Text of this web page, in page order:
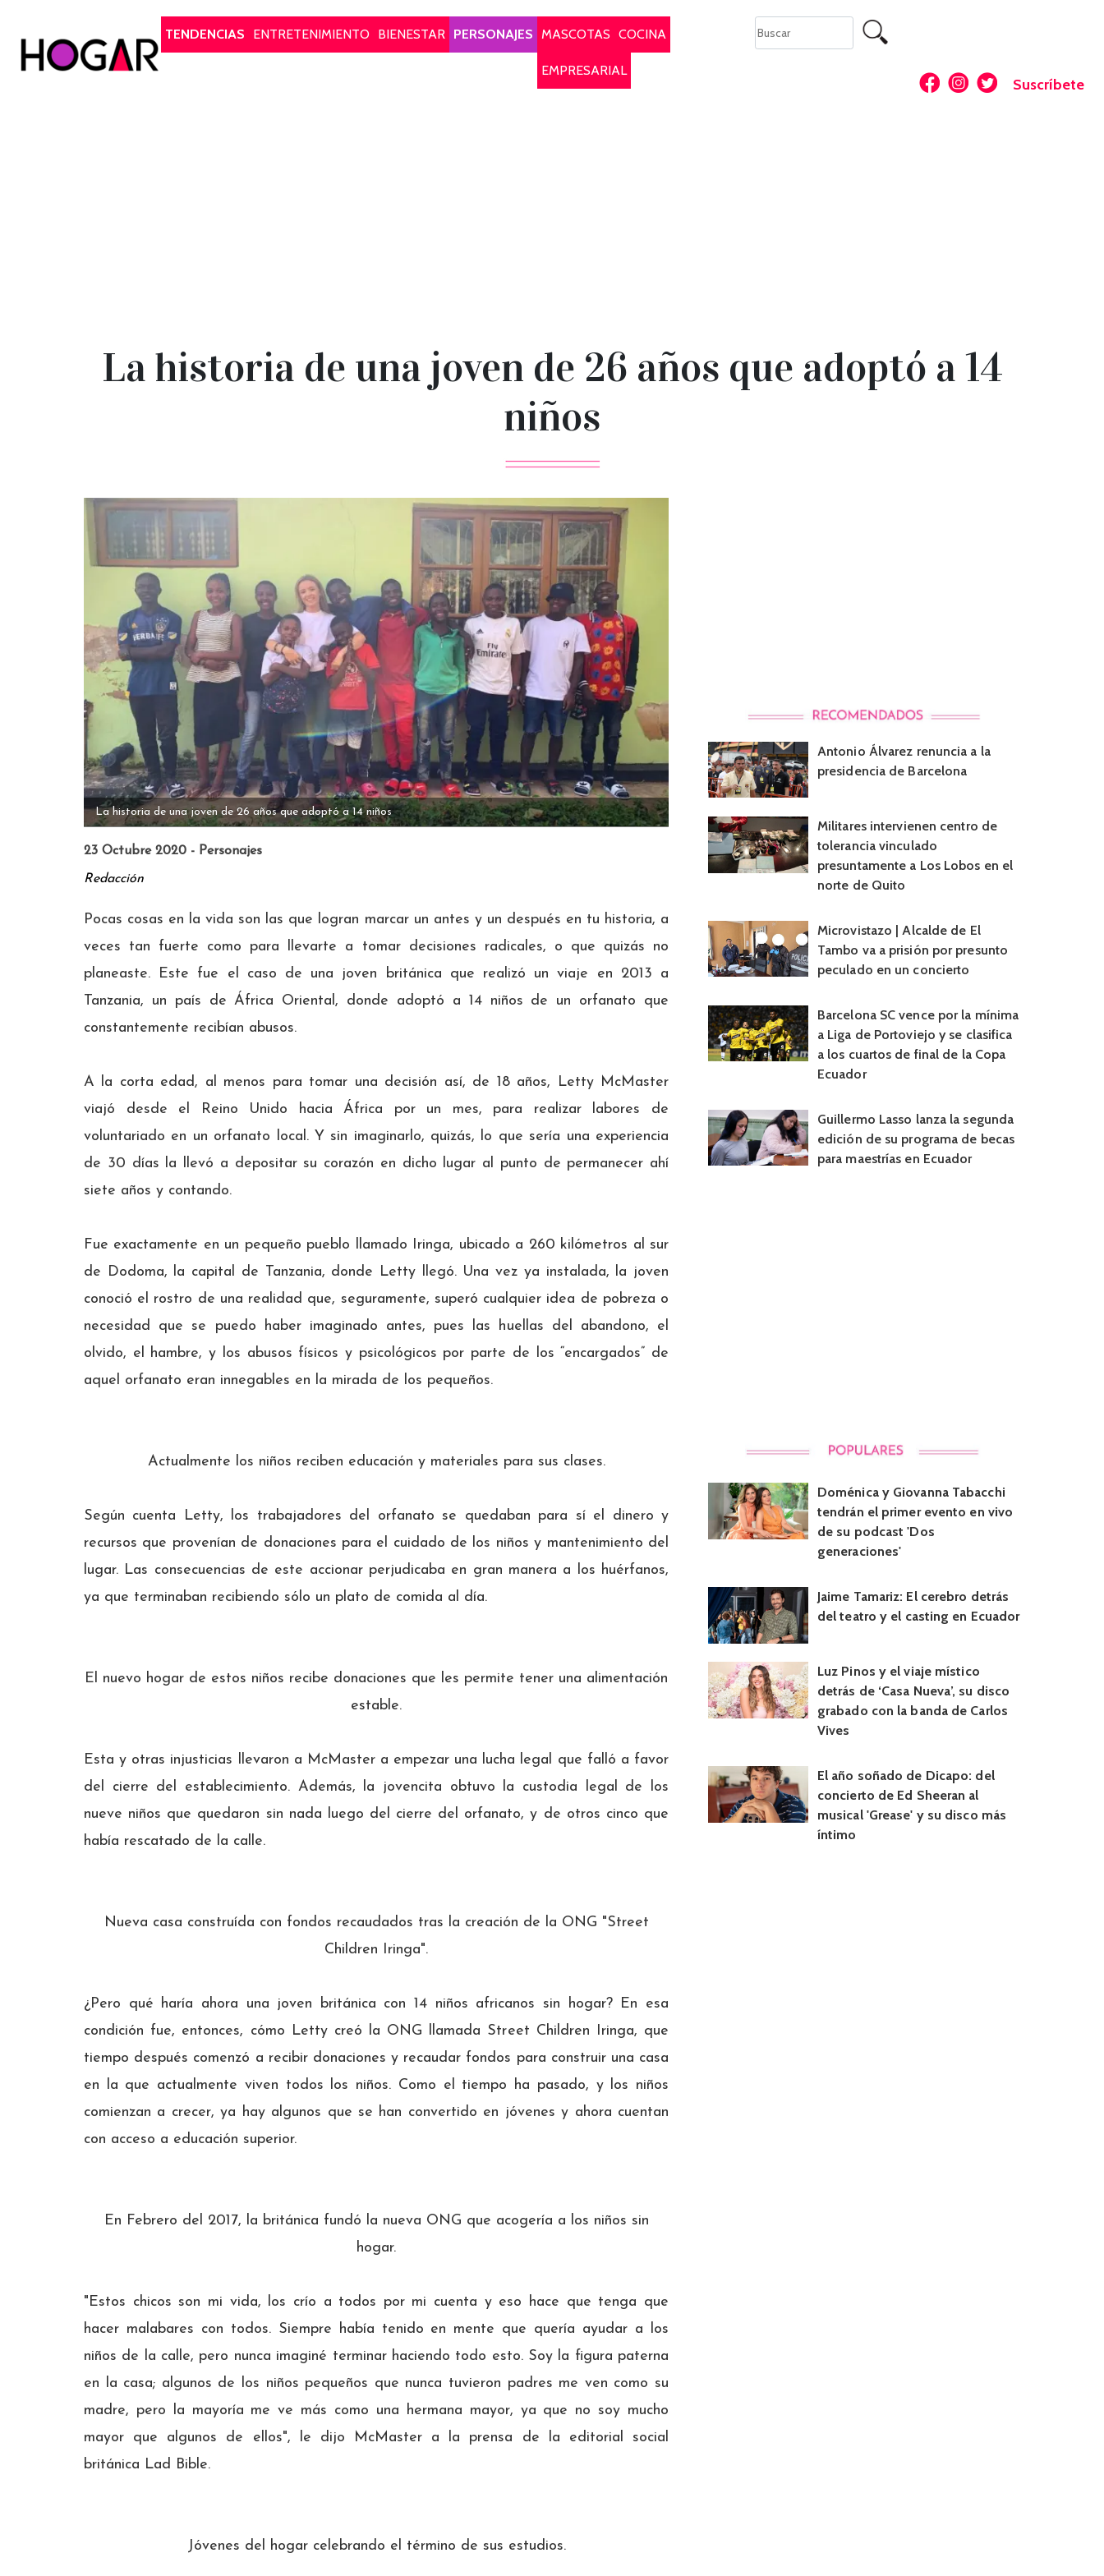
TENDENCIAS
ENTRETENIMIENTO BIENESTAR PERSONAJES MASCOTAS COCINA
EMPRESARIAL
Suscríbete
La historia de una joven de 26 años que adoptó a 14
niños
La historia de una joven de 26 años que adoptó a 14 niños
23 Octubre 2020 - Personajes
Redacción
Pocas cosas en la vida son las que logran marcar un antes y un después en tu historia, a
veces tan fuerte como para llevarte a tomar decisiones radicales, o que quizás no
planeaste. Este fue el caso de una joven británica que realizó un viaje en 2013 a
Tanzania, un país de África Oriental, donde adoptó a 14 niños de un orfanato que
constantemente recibían abusos.
A la corta edad, al menos para tomar una decisión así, de 18 años, Letty McMaster
viajó desde el Reino Unido hacia África por un mes, para realizar labores de
voluntariado en un orfanato local. Y sin imaginarlo, quizás, lo que sería una experiencia
de 30 días la llevó a depositar su corazón en dicho lugar al punto de permanecer ahí
siete años y contando.
Fue exactamente en un pequeño pueblo llamado Iringa, ubicado a 260 kilómetros al sur
de Dodoma, la capital de Tanzania, donde Letty llegó. Una vez ya instalada, la joven
conoció el rostro de una realidad que, seguramente, superó cualquier idea de pobreza o
necesidad que se puedo haber imaginado antes, pues las huellas del abandono, el
olvido, el hambre, y los abusos físicos y psicológicos por parte de los “encargados” de
aquel orfanato eran innegables en la mirada de los pequeños.
Actualmente los niños reciben educación y materiales para sus clases.
Según cuenta Letty, los trabajadores del orfanato se quedaban para sí el dinero y
recursos que provenían de donaciones para el cuidado de los niños y mantenimiento del
lugar. Las consecuencias de este accionar perjudicaba en gran manera a los huérfanos,
ya que terminaban recibiendo sólo un plato de comida al día.
El nuevo hogar de estos niños recibe donaciones que les permite tener una alimentación
estable.
Esta y otras injusticias llevaron a McMaster a empezar una lucha legal que falló a favor
del cierre del establecimiento. Además, la jovencita obtuvo la custodia legal de los
nueve niños que quedaron sin nada luego del cierre del orfanato, y de otros cinco que
había rescatado de la calle.
Nueva casa construída con fondos recaudados tras la creación de la ONG "Street
Children Iringa".
¿Pero qué haría ahora una joven británica con 14 niños africanos sin hogar? En esa
condición fue, entonces, cómo Letty creó la ONG llamada Street Children Iringa, que
tiempo después comenzó a recibir donaciones y recaudar fondos para construir una casa
en la que actualmente viven todos los niños. Como el tiempo ha pasado, y los niños
comienzan a crecer, ya hay algunos que se han convertido en jóvenes y ahora cuentan
con acceso a educación superior.
En Febrero del 2017, la británica fundó la nueva ONG que acogería a los niños sin
hogar.
"Estos chicos son mi vida, los crío a todos por mi cuenta y eso hace que tenga que
hacer malabares con todos. Siempre había tenido en mente que quería ayudar a los
niños de la calle, pero nunca imaginé terminar haciendo todo esto. Soy la figura paterna
en la casa; algunos de los niños pequeños que nunca tuvieron padres me ven como su
madre, pero la mayoría me ve más como una hermana mayor, ya que no soy mucho
mayor que algunos de ellos", le dijo McMaster a la prensa de la editorial social
británica Lad Bible.
Jóvenes del hogar celebrando el término de sus estudios.
Antonio Álvarez renuncia a la
presidencia de Barcelona
Militares intervienen centro de
tolerancia vinculado
presuntamente a Los Lobos en el
norte de Quito
Microvistazo | Alcalde de El
Tambo va a prisión por presunto
peculado en un concierto
Barcelona SC vence por la mínima
a Liga de Portoviejo y se clasifica
a los cuartos de final de la Copa
Ecuador
Guillermo Lasso lanza la segunda
edición de su programa de becas
para maestrías en Ecuador
Doménica y Giovanna Tabacchi
tendrán el primer evento en vivo
de su podcast 'Dos
generaciones'
Jaime Tamariz: El cerebro detrás
del teatro y el casting en Ecuador
Luz Pinos y el viaje místico
detrás de ‘Casa Nueva’, su disco
grabado con la banda de Carlos
Vives
El año soñado de Dicapo: del
concierto de Ed Sheeran al
musical 'Grease' y su disco más
íntimo